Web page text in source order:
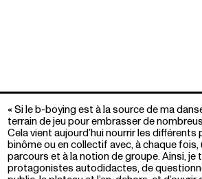
« Si le b-boying est à la source de ma
terrain de jeu pour embrasser de
Cela vient aujourd’hui nourrir les différents
binôme ou en collectif avec, à chaque
parcours et à la notion de groupe. Ainsi,
protagonistes autodidactes, de